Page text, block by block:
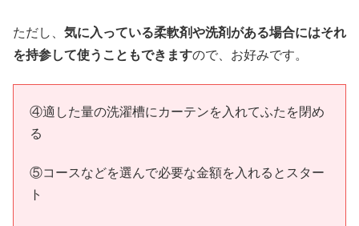
ただし、 気に入っている柔軟剤や洗剤がある場合にはそれ
を持参して使うこともできますので、お好みです。
④適した量の洗濯槽にカーテンを入れてふたを閉め
る
⑤コースなどを選んで必要な金額を入れるとスター
ト